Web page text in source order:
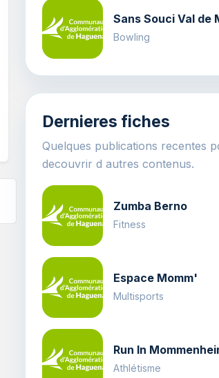
Sans Souci Val de
Bowling
Dernieres fiches
Quelques publications recentes
decouvrir d autres contenus.
Zumba Berno
Fitness
Espace Momm'
Multisports
Run In
Athlétisme